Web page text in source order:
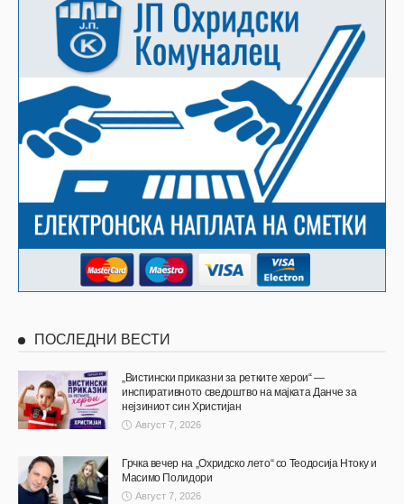
ПОСЛЕДНИ ВЕСТИ
„Вистински приказни за ретките херои“ —
инспиративното сведоштво на мајката Данче за
нејзиниот син Христијан
Август 7, 2026
Грчка вечер на „Охридско лето“ со Теодосија Нтоку и
Масимо Полидори
Август 7, 2026